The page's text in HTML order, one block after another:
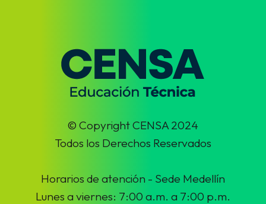
© Copyright CENSA 2024
Todos los Derechos Reservados
Horarios de atención - Sede Medellín
Lunes a viernes: 7:00 a.m. a 7:00 p.m.